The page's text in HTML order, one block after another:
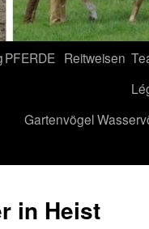
PFERDE Reitweisen
Gartenvögel
in Heist